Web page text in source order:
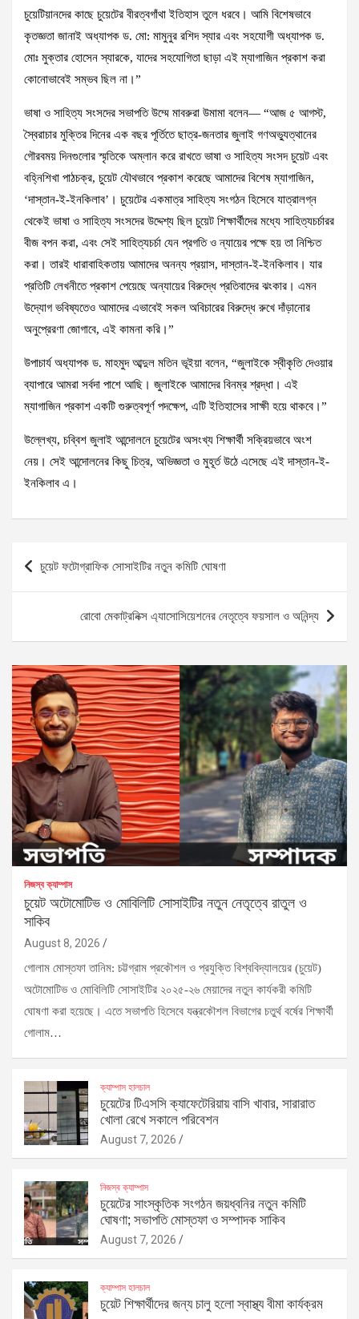
চুয়েটিয়ানদের কাছে চুয়েটের বীরত্বগাঁথা ইতিহাস তুলে ধরবে। আমি বিশেষভাবে
কৃতজ্ঞতা জানাই অধ্যাপক ড. মো: মামুনুর রশিদ স্যার এবং সহযোগী অধ্যাপক ড.
মোঃ মুক্তার হোসেন স্যারকে, যাদের সহযোগিতা ছাড়া এই ম্যাগাজিন প্রকাশ করা
কোনোভাবেই সম্ভব ছিল না।”
ভাষা ও সাহিত্য সংসদের সভাপতি উম্মে মাবরুরা উমামা বলেন— “আজ ৫ আগস্ট,
স্বৈরাচার মুক্তির দিনের এক বছর পূর্তিতে ছাত্র-জনতার জুলাই গণঅভ্যুত্থানের
গৌরবময় দিনগুলোর স্মৃতিকে অম্লান করে রাখতে ভাষা ও সাহিত্য সংসদ চুয়েট এবং
বহ্নিশিখা পাঠচক্র, চুয়েট যৌথভাবে প্রকাশ করেছে আমাদের বিশেষ ম্যাগাজিন,
‘দাস্তান-ই-ইনকিলাব’। চুয়েটের একমাত্র সাহিত্য সংগঠন হিসেবে যাত্রালগ্ন
থেকেই ভাষা ও সাহিত্য সংসদের উদ্দেশ্য ছিল চুয়েট শিক্ষার্থীদের মধ্যে সাহিত্যচর্চারর
বীজ বপন করা, এবং সেই সাহিত্যচর্চা যেন প্রগতি ও ন্যায়ের পক্ষে হয় তা নিশ্চিত
করা। তারই ধারাবাহিকতায় আমাদের অনন্য প্রয়াস, দাস্তান-ই-ইনকিলাব। যার
প্রতিটি লেখনীতে প্রকাশ পেয়েছে অন্যায়ের বিরুদ্ধে প্রতিবাদের ঝংকার। এমন
উদ্যোগ ভবিষ্যতেও আমাদের এভাবেই সকল অবিচারের বিরুদ্ধে রুখে দাঁড়ানোর
অনুপ্রেরণা জোগাবে, এই কামনা করি।”
উপাচার্য অধ্যাপক ড. মাহমুদ আব্দুল মতিন ভূইয়া বলেন, “জুলাইকে স্বীকৃতি দেওয়ার
ব্যাপারে আমরা সর্বদা পাশে আছি। জুলাইকে আমাদের বিনম্র শ্রদ্ধা। এই
ম্যাগাজিন প্রকাশ একটি গুরুত্বপূর্ণ পদক্ষেপ, এটি ইতিহাসের সাক্ষী হয়ে থাকবে।”
উল্লেখ্য, চব্বিশ জুলাই আন্দোলনে চুয়েটের অসংখ্য শিক্ষার্থী সক্রিয়ভাবে অংশ
নেয়। সেই আন্দোলনের কিছু চিত্র, অভিজ্ঞতা ও মুহূর্ত উঠে এসেছে এই দাস্তান-ই-
ইনকিলাব এ।
navigation
চুয়েট ফটোগ্রাফিক সোসাইটির নতুন কমিটি ঘোষণা
রোবো মেকাট্রনিক্স এ্যাসোসিয়েশনের নেতৃত্বে ফয়সাল ও অনিন্দ্য
নিজস্ব ক্যাম্পাস
চুয়েট অটোমোটিভ ও মোবিলিটি সোসাইটির নতুন নেতৃত্বে রাতুল ও
সাকিব
August 8, 2026
গোলাম মোস্তফা তানিম: চট্টগ্রাম প্রকৌশল ও প্রযুক্তি বিশ্ববিদ্যালয়ের (চুয়েট)
অটোমোটিভ ও মোবিলিটি সোসাইটির ২০২৫-২৬ মেয়াদের নতুন কার্যকরী কমিটি
ঘোষণা করা হয়েছে। এতে সভাপতি হিসেবে যন্ত্রকৌশল বিভাগের চতুর্থ বর্ষের শিক্ষার্থী
গোলাম…
ক্যাম্পাস হালচাল
চুয়েটের টিএসসি ক্যাফেটেরিয়ায় বাসি খাবার, সারারাত
খোলা রেখে সকালে পরিবেশন
August 7, 2026
নিজস্ব ক্যাম্পাস
চুয়েটের সাংস্কৃতিক সংগঠন জয়ধ্বনির নতুন কমিটি
ঘোষণা; সভাপতি মোস্তফা ও সম্পাদক সাকিব
August 7, 2026
ক্যাম্পাস হালচাল
চুয়েট শিক্ষার্থীদের জন্য চালু হলো স্বাস্থ্য বীমা কার্যক্রম